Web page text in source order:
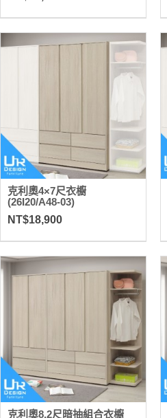
克利奧4×7尺衣櫥
(26I20/A48-03)
NT$18,900
克利奧8.2尺暗抽組合衣櫥